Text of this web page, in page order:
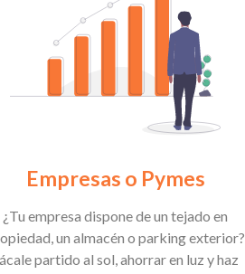
Empresas o Pymes
¿Tu empresa dispone de un tejado en
un almacén o parking exterior?
partido al sol, ahorrar en luz y haz